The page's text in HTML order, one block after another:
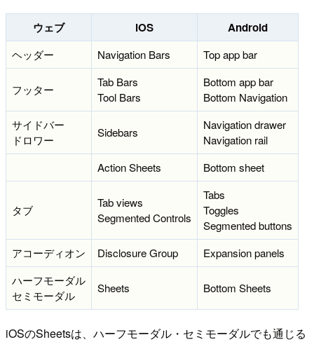
ウェブ iOS Android
ヘッダー Navigation Bars Top app bar
フッター
Tab Bars
Tool Bars
Bottom app bar
Bottom Navigation
サイドバー
ドロワー
Sidebars
Navigation drawer
Navigation rail
Action Sheets
Bottom sheet
タブ
Tab views
Segmented Controls
Tabs
Toggles
Segmented buttons
アコーディオン
Disclosure Group
Expansion panels
ハーフモーダル
セミモーダル
Sheets Bottom Sheets
iOSのSheetsは、ハーフモーダル・セミモーダルでも通じる